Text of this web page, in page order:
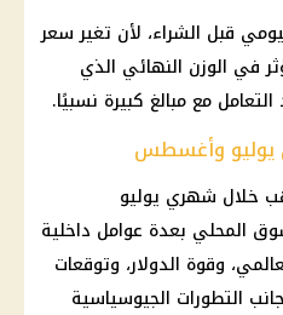
قبل الشراء، لأن تغير سعر
في الوزن النهائي الذي
مع مبالغ كبيرة نسبيًا.
يوليو وأغسطس
خلال شهري يوليو
المحلي بعدة عوامل داخلية
وقوة الدولار، وتوقعات
التطورات الجيوسياسية